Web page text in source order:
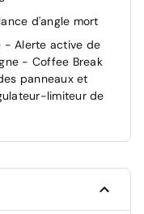
d'angle mort
- Alerte active de
- Coffee Break
panneaux et
limiteur de